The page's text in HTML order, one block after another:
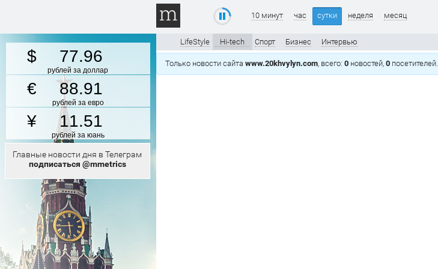
77.96
рублей за доллар
88.91
рублей за евро
11.51
рублей за юань
Главные новости дня в Телеграм
подписаться @mmetrics
10 минут час сутки неделя месяц
LifeStyle Hi-tech Спорт Бизнес Интервью
Только новости сайта www.20khvylyn.com, всего: 0 новостей, 0 посетителей.